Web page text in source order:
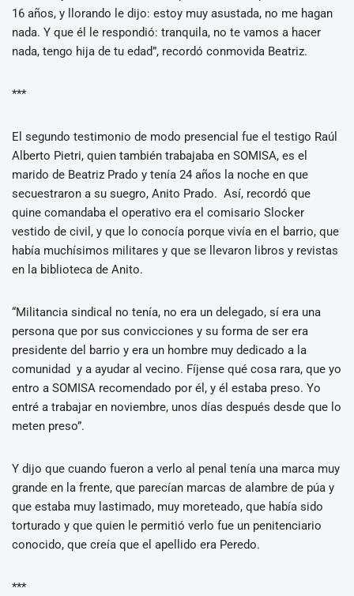
16 años, y llorando le dijo: estoy muy asustada, no me hagan
nada. Y que él le respondió: tranquila, no te vamos a hacer
nada, tengo hija de tu edad”, recordó conmovida Beatriz.
***
El segundo testimonio de modo presencial fue el testigo Raúl
Alberto Pietri, quien también trabajaba en SOMISA, es el
marido de Beatriz Prado y tenía 24 años la noche en que
secuestraron a su suegro, Anito Prado. Así, recordó que
quine comandaba el operativo era el comisario Slocker
vestido de civil, y que lo conocía porque vivía en el barrio, que
había muchísimos militares y que se llevaron libros y revistas
en la biblioteca de Anito.
“Militancia sindical no tenía, no era un delegado, sí era una
persona que por sus convicciones y su forma de ser era
presidente del barrio y era un hombre muy dedicado a la
comunidad y a ayudar al vecino. Fíjense qué cosa rara, que yo
entro a SOMISA recomendado por él, y él estaba preso. Yo
entré a trabajar en noviembre, unos días después desde que lo
meten preso”.
Y dijo que cuando fueron a verlo al penal tenía una marca muy
grande en la frente, que parecían marcas de alambre de púa y
que estaba muy lastimado, muy moreteado, que había sido
torturado y que quien le permitió verlo fue un penitenciario
conocido, que creía que el apellido era Peredo.
***